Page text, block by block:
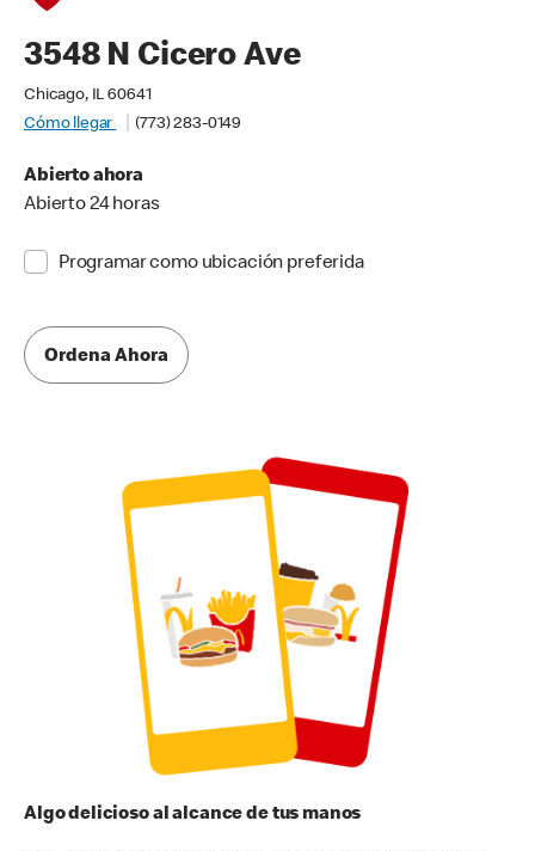
3548 N Cicero Ave
Chicago, IL 60641
Cómo llegar
(773) 283-0149
Abierto ahora
Abierto 24 horas
Programar como ubicación preferida
Ordena Ahora
Algo delicioso al alcance de tus manos